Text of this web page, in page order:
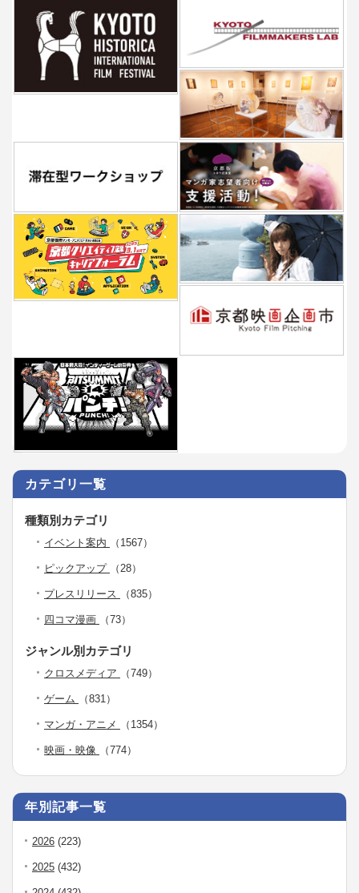
カテゴリ一覧
種類別カテゴリ
イベント案内 （1567）
ピックアップ （28）
プレスリリース （835）
四コマ漫画 （73）
ジャンル別カテゴリ
クロスメディア （749）
ゲーム （831）
マンガ・アニメ （1354）
映画・映像 （774）
年別記事一覧
2026 (223)
2025 (432)